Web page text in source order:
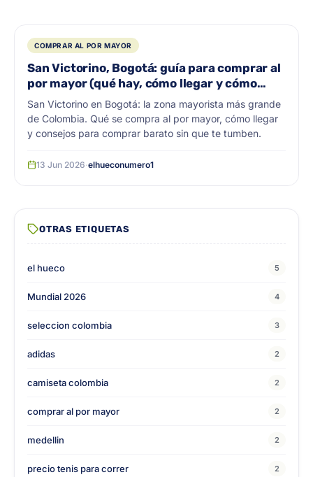
COMPRAR AL POR MAYOR
San Victorino, Bogotá: guía para comprar al
por mayor (qué hay, cómo llegar y cómo
comprar)
San Victorino en Bogotá: la zona mayorista más grande
de Colombia. Qué se compra al por mayor, cómo llegar
y consejos para comprar barato sin que te tumben.
13 Jun 2026·elhueconumero1
OTRAS ETIQUETAS
el hueco 5
Mundial 2026 4
seleccion colombia 3
adidas 2
camiseta colombia 2
comprar al por mayor 2
medellin 2
precio tenis para correr 2